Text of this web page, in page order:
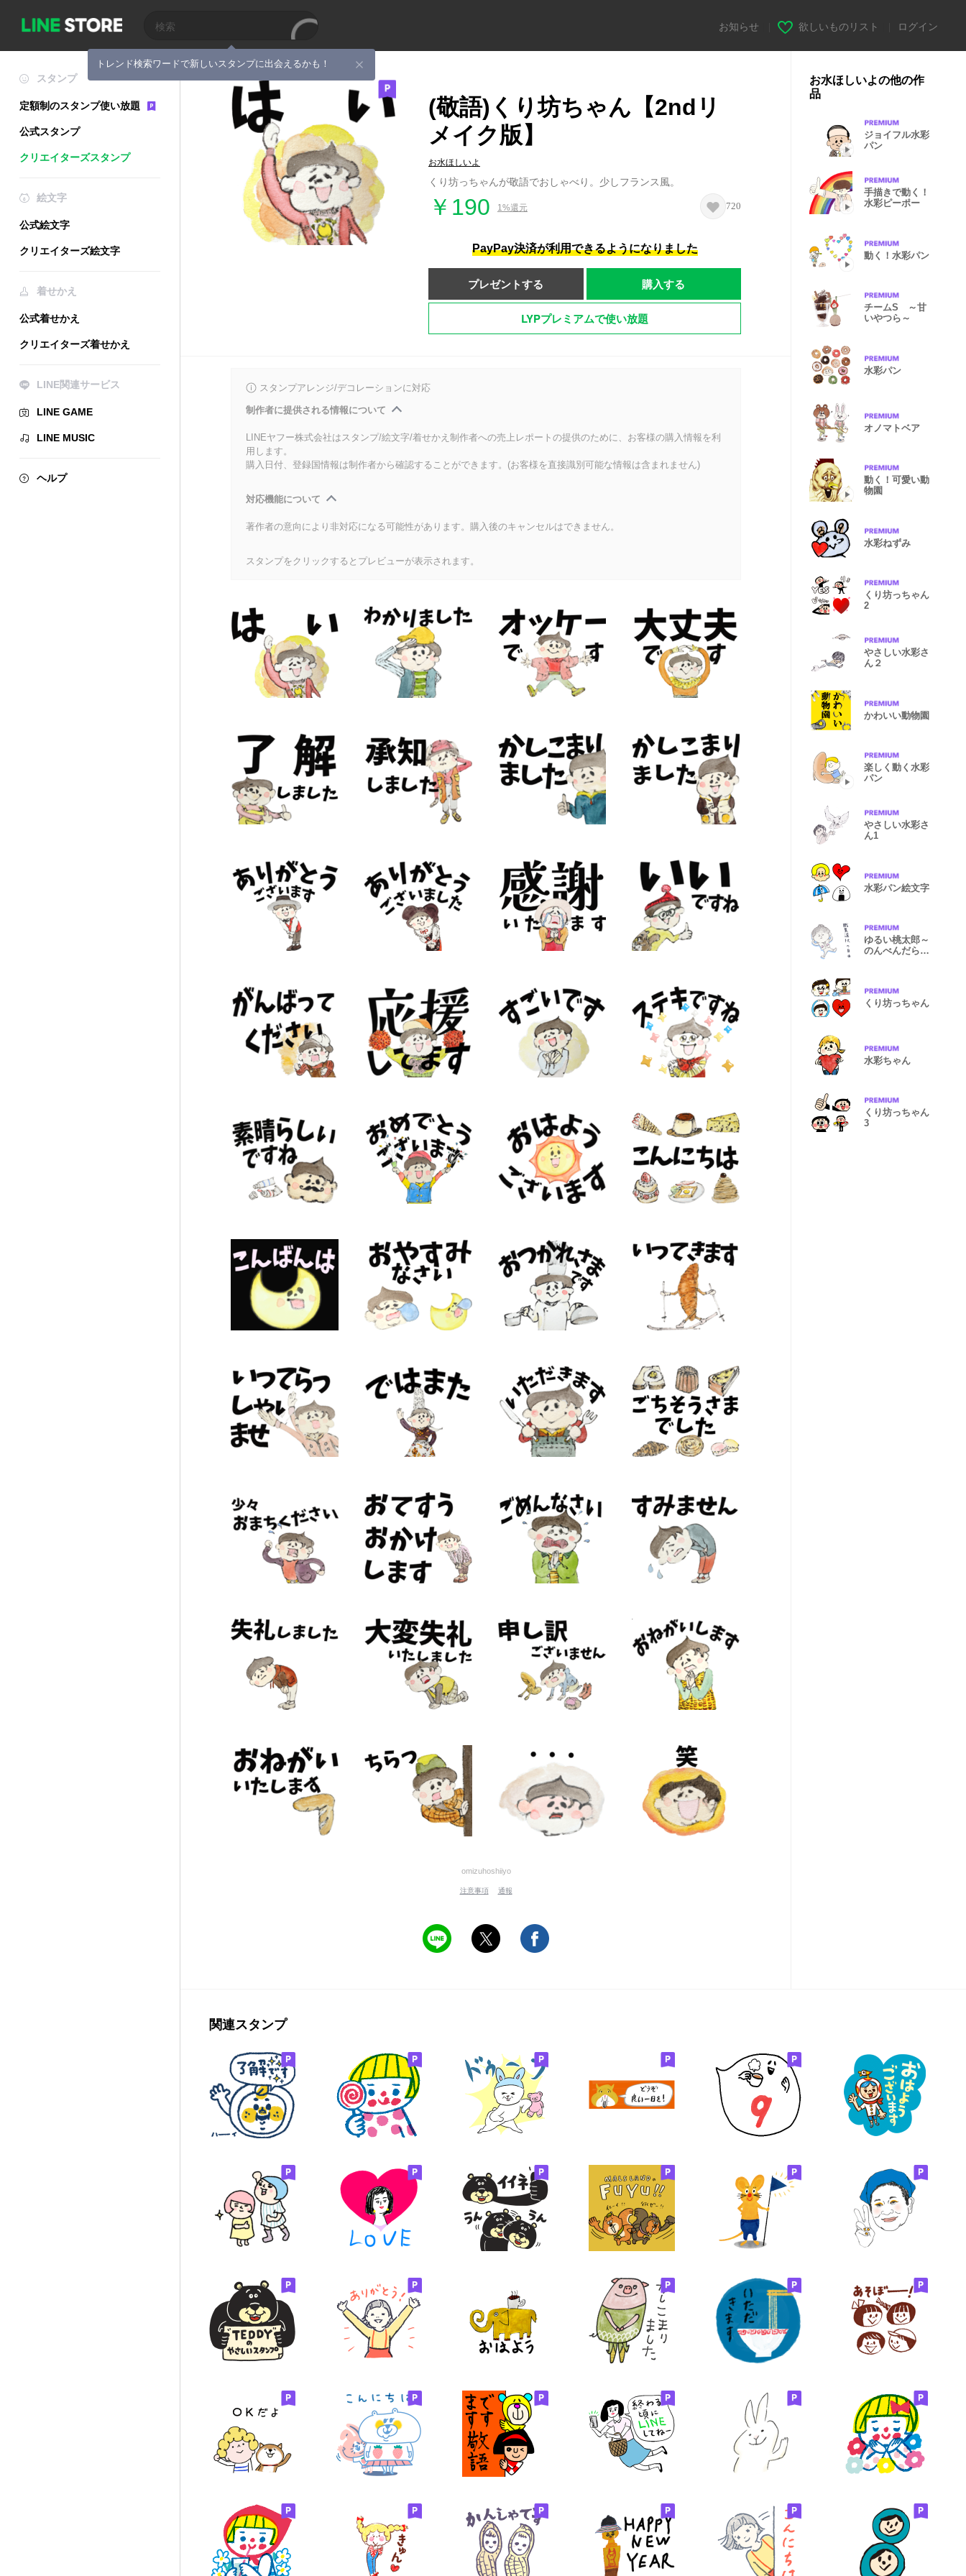
トレンド検索ワードで新しいスタンプに出会えるかも！
お知らせ 欲しいものリスト ログイン
スタンプ
定額制のスタンプ使い放題
公式スタンプ
クリエイターズスタンプ
絵文字
公式絵文字
クリエイターズ絵文字
着せかえ
公式着せかえ
クリエイターズ着せかえ
LINE関連サービス
LINE GAME
LINE MUSIC
ヘルプ
(敬語)くり坊ちゃん【2ndリ
メイク版】
お水ほしいよ
くり坊っちゃんが敬語でおしゃべり。少しフランス風。
￥190 1%還元 720
PayPay決済が利用できるようになりました
プレゼントする 購入する
LYPプレミアムで使い放題
スタンプアレンジ/デコレーションに対応
制作者に提供される情報について
LINEヤフー株式会社はスタンプ/絵文字/着せかえ制作者への売上レポートの提供のために、お客様の購入情報を利
用します。
購入日付、登録国情報は制作者から確認することができます。(お客様を直接識別可能な情報は含まれません)
対応機能について
著作者の意向により非対応になる可能性があります。購入後のキャンセルはできません。
スタンプをクリックするとプレビューが表示されます。
omizuhoshiiyo
注意事項 通報
お水ほしいよの他の作
品
ジョイフル水彩
パン
手描きで動く！
水彩ピーポー
動く！水彩パン
チームS ～甘
いやつら～
水彩パン
オノマトベア
動く！可愛い動
物園
水彩ねずみ
くり坊っちゃん
2
やさしい水彩さ
ん２
かわいい動物園
楽しく動く水彩
パン
やさしい水彩さ
ん1
水彩パン絵文字
ゆるい桃太郎～
のんべんだらり
くり坊っちゃん
水彩ちゃん
くり坊っちゃん
3
関連スタンプ